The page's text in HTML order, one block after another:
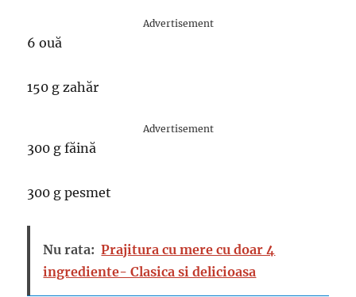
Advertisement
6 ouă
150 g zahăr
Advertisement
300 g făină
300 g pesmet
Nu rata: Prajitura cu mere cu doar 4
ingrediente- Clasica si delicioasa